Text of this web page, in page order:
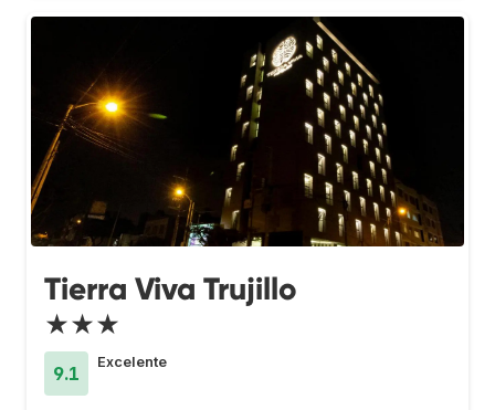
Tierra Viva Trujillo
★★★
9.1
Excelente